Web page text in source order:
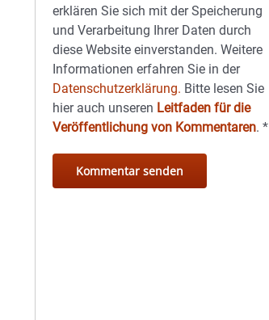
erklären Sie sich mit der Speicherung
und Verarbeitung Ihrer Daten durch
diese Website einverstanden. Weitere
Informationen erfahren Sie in der
Datenschutzerklärung. Bitte lesen Sie
hier auch unseren Leitfaden für die
Veröffentlichung von Kommentaren.*